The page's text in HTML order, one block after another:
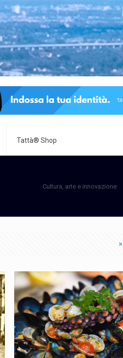
Tattà® Shop
Cultura, arte e innovazione